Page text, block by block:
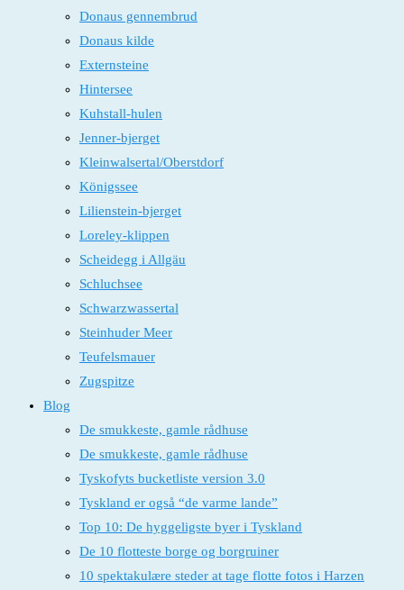
Donaus gennembrud
Donaus kilde
Externsteine
Hintersee
Kuhstall-hulen
Jenner-bjerget
Kleinwalsertal/Oberstdorf
Königssee
Lilienstein-bjerget
Loreley-klippen
Scheidegg i Allgäu
Schluchsee
Schwarzwassertal
Steinhuder Meer
Teufelsmauer
Zugspitze
Blog
De smukkeste, gamle rådhuse
De smukkeste, gamle rådhuse
Tyskofyts bucketliste version 3.0
Tyskland er også “de varme lande”
Top 10: De hyggeligste byer i Tyskland
De 10 flotteste borge og borgruiner
10 spektakulære steder at tage flotte fotos i Harzen